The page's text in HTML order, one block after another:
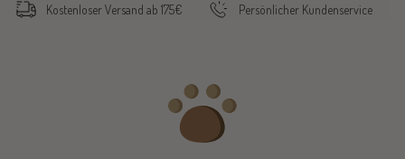
Kostenloser Versand ab 175€ Persönlicher Kundenservice